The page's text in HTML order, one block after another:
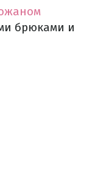
брюками и